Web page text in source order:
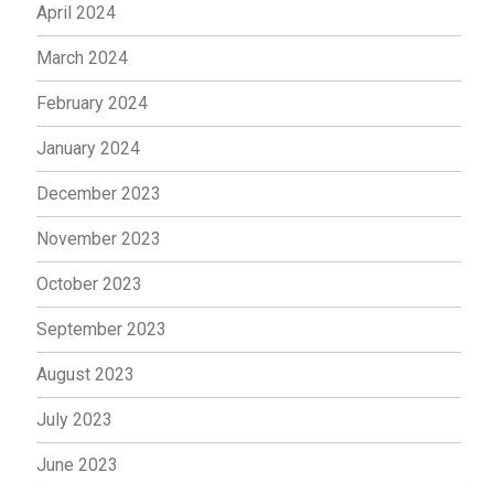
April 2024
March 2024
February 2024
January 2024
December 2023
November 2023
October 2023
September 2023
August 2023
July 2023
June 2023